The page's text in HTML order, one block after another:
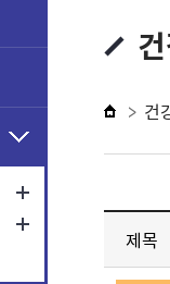
건
제목